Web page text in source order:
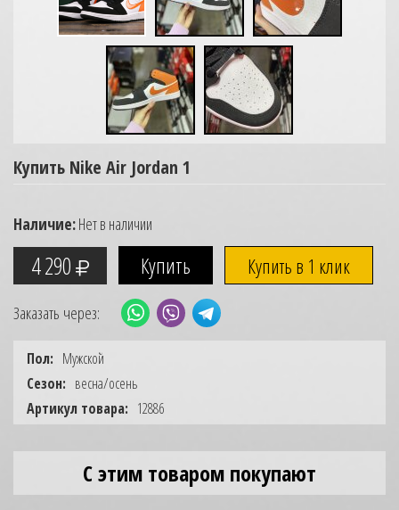
Купить Nike Air Jordan 1
Наличие:Нет в наличии
4 290 Купить в 1 клик
Заказать через:
Пол: Мужской
Сезон: весна/осень
Артикул товара: 12886
С этим товаром покупают